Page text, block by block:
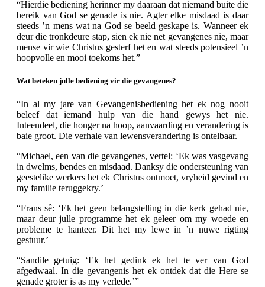
“Hierdie bediening herinner my daaraan dat niemand buite die
bereik van God se genade is nie. Agter elke misdaad is daar
steeds ’n mens wat na God se beeld geskape is. Wanneer ek
deur die tronkdeure stap, sien ek nie net gevangenes nie, maar
mense vir wie Christus gesterf het en wat steeds potensieel ’n
hoopvolle en mooi toekoms het.”
Wat beteken julle bediening vir die gevangenes?
“In al my jare van Gevangenisbediening het ek nog nooit
beleef dat iemand hulp van die hand gewys het nie.
Inteendeel, die honger na hoop, aanvaarding en verandering is
baie groot. Die verhale van lewensverandering is ontelbaar.
“Michael, een van die gevangenes, vertel: ‘Ek was vasgevang
in dwelms, bendes en misdaad. Danksy die ondersteuning van
geestelike werkers het ek Christus ontmoet, vryheid gevind en
my familie teruggekry.’
“Frans sê: ‘Ek het geen belangstelling in die kerk gehad nie,
maar deur julle programme het ek geleer om my woede en
probleme te hanteer. Dit het my lewe in ’n nuwe rigting
gestuur.’
“Sandile getuig: ‘Ek het gedink ek het te ver van God
afgedwaal. In die gevangenis het ek ontdek dat die Here se
genade groter is as my verlede.’”